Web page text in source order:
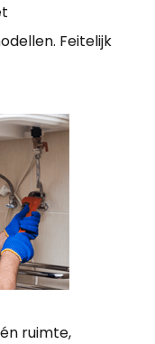
Feitelijk
ruimte,